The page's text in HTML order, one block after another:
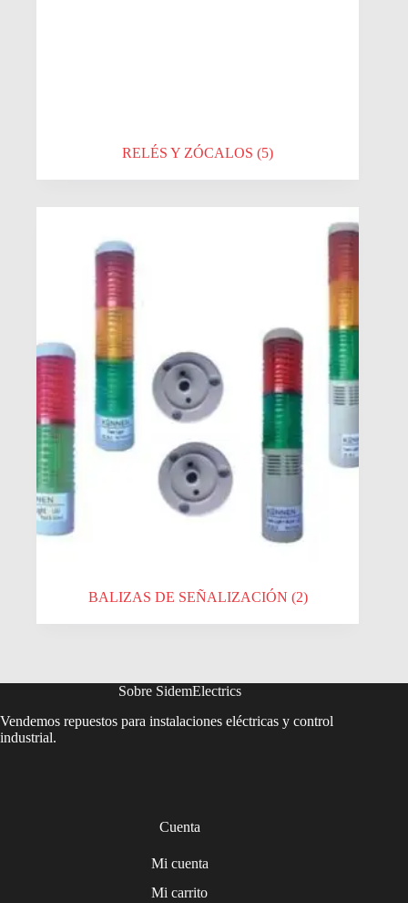
RELÉS Y ZÓCALOS(5)
BALIZAS DE SEÑALIZACIÓN (2)
Sobre SidemElectrics
Vendemos repuestos para instalaciones eléctricas y control
industrial.
Cuenta
Mi cuenta
Mi carrito